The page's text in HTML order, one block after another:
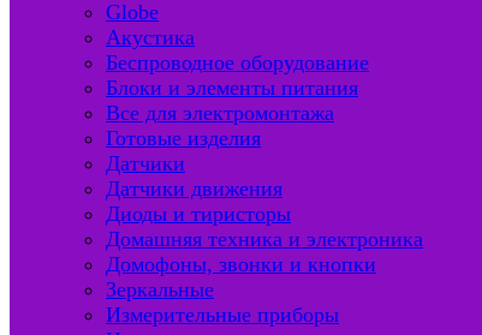
Globe
Акустика
Беспроводное оборудование
Блоки и элементы питания
Все для электромонтажа
Готовые изделия
Датчики
Датчики движения
Диоды и тиристоры
Домашняя техника и электроника
Домофоны, звонки и кнопки
Зеркальные
Измерительные приборы